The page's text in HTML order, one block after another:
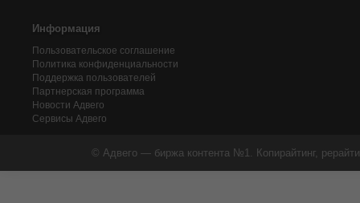
Информация
Пользовательское соглашение
Политика конфиденциальности
Поддержка пользователей
Партнерская программа
Новости Адвего
Сервисы Адвего
© Адвего — биржа контента №1. Копирайтинг,